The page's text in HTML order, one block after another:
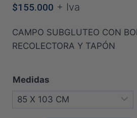
$155.000 + Iva
CAMPO SUBGLUTEO CON
RECOLECTORA Y TAPÓN
Medidas